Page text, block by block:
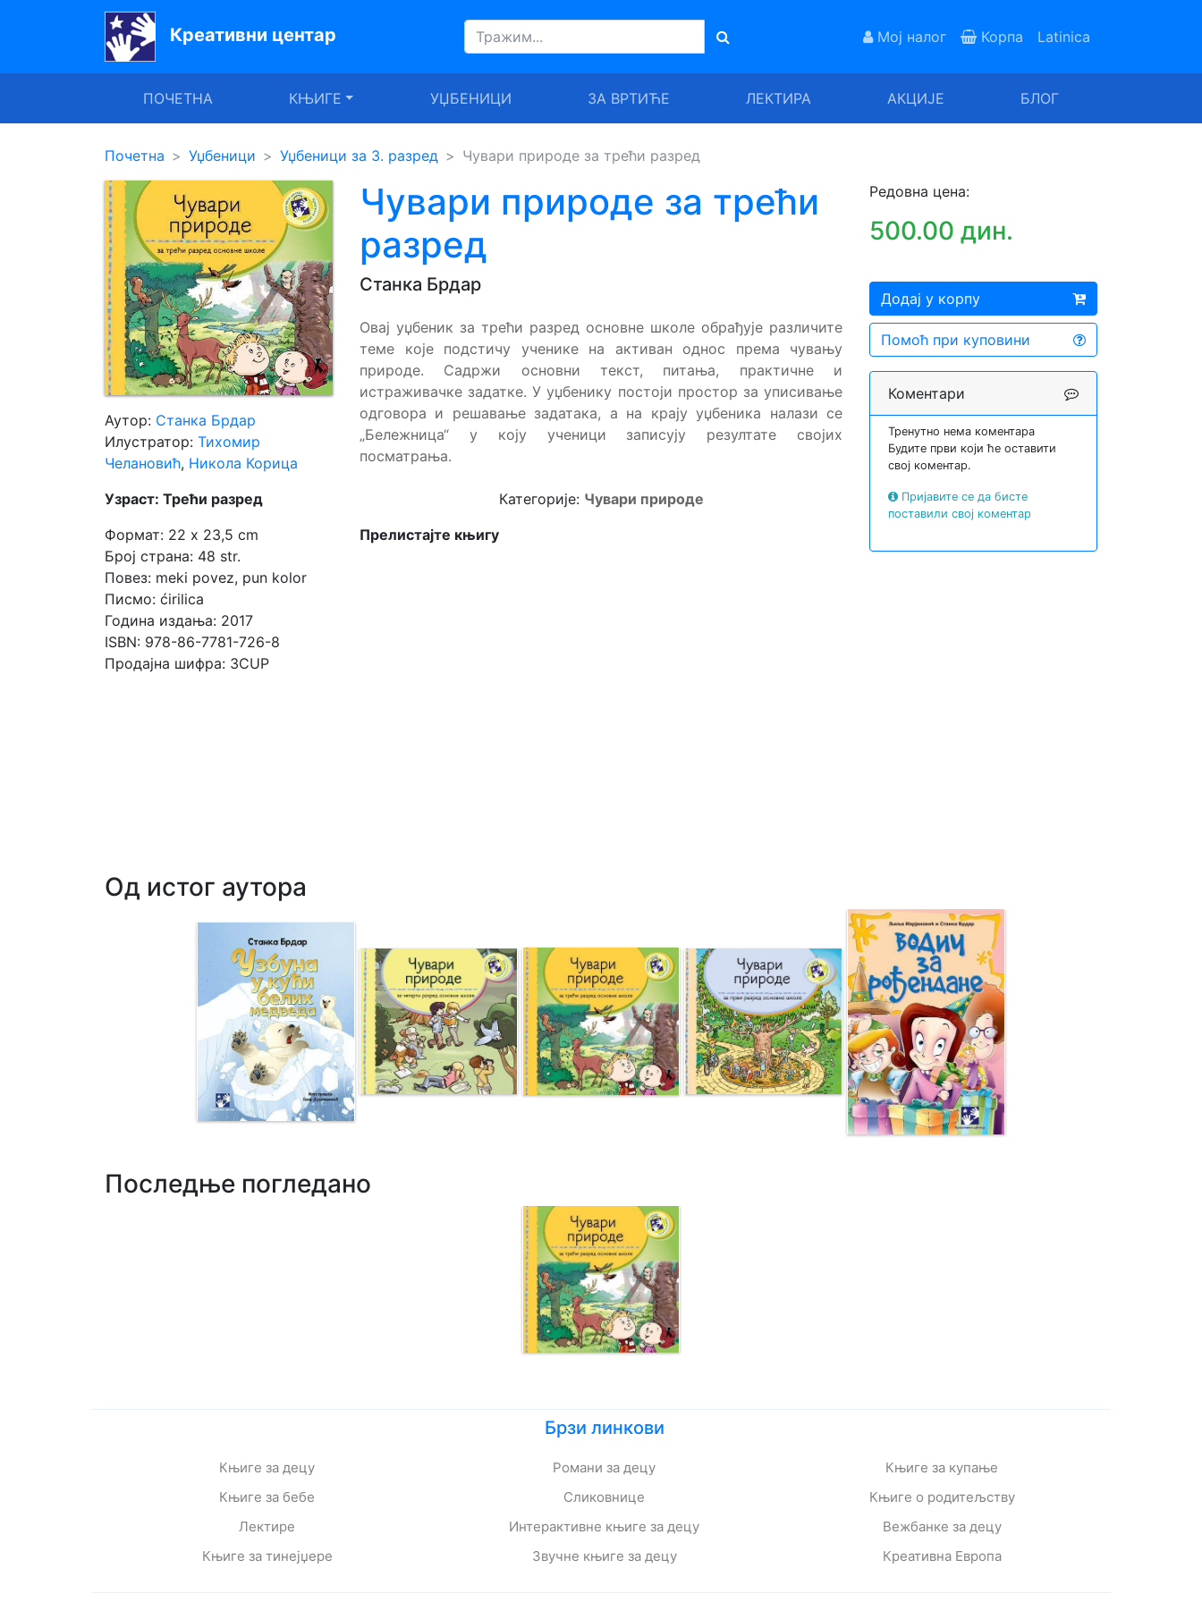
Креативни центар Мој налог Корпа Latinica
ПОЧЕТНА КЊИГЕ УЏБЕНИЦИ ЗА ВРТИЋЕ ЛЕКТИРА АКЦИЈЕ БЛОГ
Почетна
УџбенициПочетна Уџбеници Уџбеници за 3. разред Чувари природе за трећи разред
Аутор: Станка Брдар
Илустратор: Тихомир
Челановић, Никола Корица
Узраст: Трећи разред
Формат: 22 x 23,5 cm
Број страна: 48 str.
Повез: meki povez, pun kolor
Писмо: ćirilica
Година издања: 2017
ISBN: 978-86-7781-726-8
Продајна шифра: 3CUP
Чувари природе за трећи
разред
Станка Брдар
Овај уџбеник за трећи разред основне школе обрађује различите
теме које подстичу ученике на активан однос према чувању
природе. Садржи основни текст, питања, практичне и
истраживачке задатке. У уџбенику постоји простор за уписивање
одговора и решавање задатака, а на крају уџбеника налази се
„Бележница“ у коју ученици записују резултате својих
посматрања.
Категорије: Чувари природе
Прелистајте књигу
Редовна цена:
500.00 дин.
Додај у корпу
Помоћ при куповини
Коментари
Тренутно нема коментара
Будите први који ће оставити
свој коментар.
Пријавите се да бисте
поставили свој коментар
Од истог аутора
Последње погледано
Брзи линкови
Књиге за децу
Књиге за бебе
Лектире
Књиге за тинејџере
Романи за децу
Сликовнице
Интерактивне књиге за децу
Звучне књиге за децу
Књиге за купање
Књиге о родитељству
Вежбанке за децу
Креативна Европа